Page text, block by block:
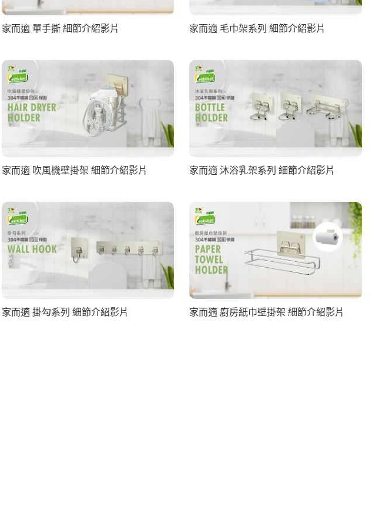
家而適 單手撕 細節介紹影片 家而適 毛巾架系列 細節介紹影片
家而適 吹風機壁掛架 細節介紹影片 家而適 沐浴乳架系列 細節介紹影片
家而適 掛勾系列 細節介紹影片 家而適 廚房紙巾壁掛架 細節介紹影片